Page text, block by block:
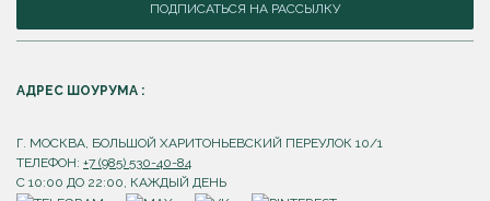
ПОДПИСАТЬСЯ НА РАССЫЛКУ
АДРЕС ШОУРУМА :
Г. МОСКВА, БОЛЬШОЙ ХАРИТОНЬЕВСКИЙ ПЕРЕУЛОК 10/1
ТЕЛЕФОН: +7 (985) 530-40-84
С 10:00 ДО 22:00, КАЖДЫЙ ДЕНЬ